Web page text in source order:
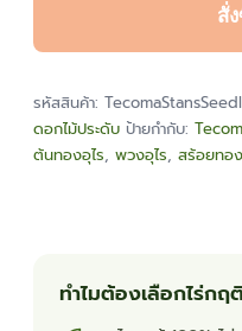
Seedling)
สั่
รหัสสินค้า:
ดอกไม้ประดับ ป้ายกำกับ:
ต้นทองอุไร, พวงอุไร, สร้อยทอง
ทำไมต้องเลือกไร่กฤ